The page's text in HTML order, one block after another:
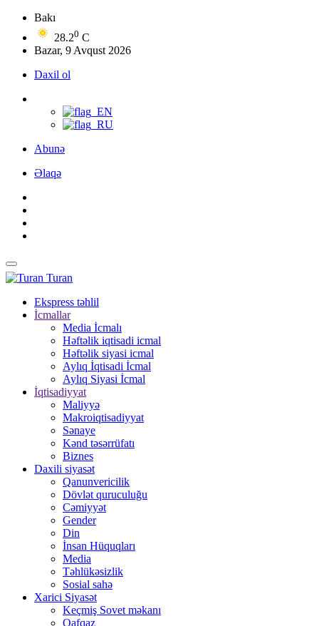
Bakı
28.20 C
Bazar, 9 Avqust 2026
Daxil ol
Abunə
Əlaqə
Turan
Ekspress təhlil
İcmallar
Media İcmalı
Həftəlik iqtisadi icmal
Həftəlik siyasi icmal
Aylıq İqtisadi İcmal
Aylıq Siyasi İcmal
İqtisadiyyat
Maliyyə
Makroiqtisadiyyat
Sənaye
Kənd təsərrüfatı
Biznes
Daxili siyasət
Qanunvericilik
Dövlət quruculuğu
Cəmiyyət
Gender
Din
İnsan Hüquqları
Media
Təhlükəsizlik
Sosial sahə
Xarici Siyasət
Keçmiş Sovet məkanı
Qafqaz